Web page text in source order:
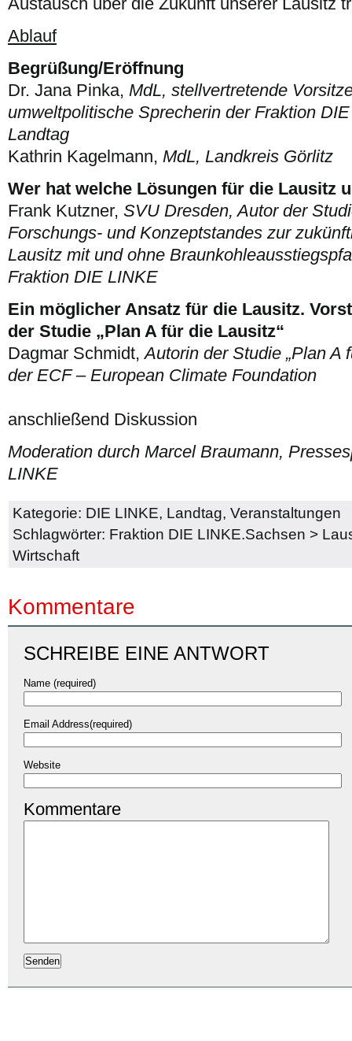
Ablauf
Begrüßung/Eröffnung
Dr. Jana Pinka, MdL, stellvertretende
umweltpolitische Sprecherin der Fraktion
Landtag
Kathrin Kagelmann, MdL, Landkreis Görlitz
Wer hat welche Lösungen für die Lausitz
Frank Kutzner, SVU Dresden, Autor der
Forschungs- und Konzeptstandes zur
Lausitz mit und ohne
Fraktion DIE LINKE
Ein möglicher Ansatz für die Lausitz.
der Studie „Plan A für die Lausitz“
Dagmar Schmidt,Autorin der Studie „Plan A
der ECF – European Climate Foundation
anschließend Diskussion
Moderation durch Marcel Braumann,
LINKE
Kategorie: DIE LINKE, Landtag, Veranstaltungen
Schlagwörter: Fraktion DIE LINKE.Sachsen >
Wirtschaft
Kommentare
SCHREIBE EINE ANTWORT
Name (required)
Email Address(required)
Website
Kommentare